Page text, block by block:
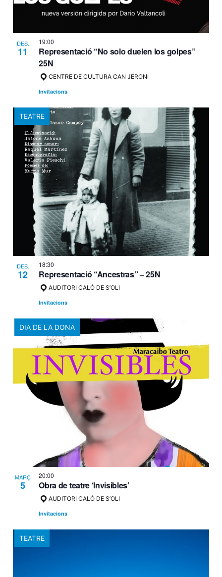
DES.
11
19:00
Representació “No solo duelen los golpes”
25N
CENTRE DE CULTURA CAN JERONI
Invitacions
TEATRE
DES.
12
18:30
Representació “Ancestras” – 25N
AUDITORI CALÓ DE S’OLI
Invitacions
DIA DE LA DONA
MARÇ
5
20:00
Obra de teatre ‘Invisibles’
AUDITORI CALÓ DE S’OLI
Invitacions
TEATRE